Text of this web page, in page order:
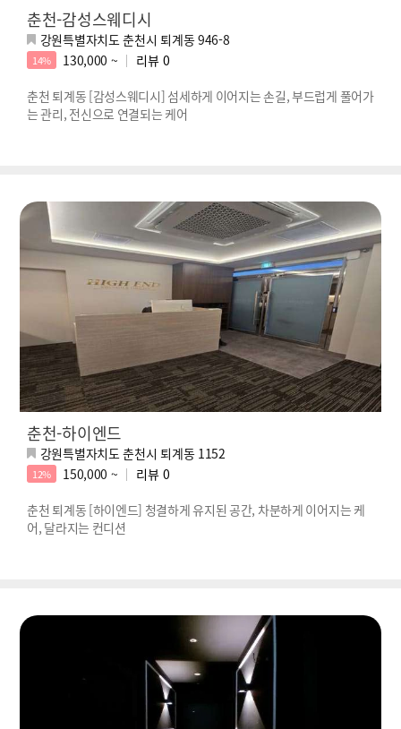
춘천-감성스웨디시
강원특별자치도 춘천시 퇴계동 946-8
14% 130,000 ~ 리뷰 0
춘천 퇴계동 [감성스웨디시] 섬세하게 이어지는 손길, 부드럽게 풀어가
는 관리, 전신으로 연결되는 케어
춘천-하이엔드
강원특별자치도 춘천시 퇴계동 1152
12% 150,000 ~ 리뷰 0
춘천 퇴계동 [하이엔드] 청결하게 유지된 공간, 차분하게 이어지는 케
어, 달라지는 컨디션